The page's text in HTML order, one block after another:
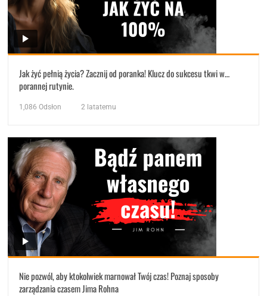
Jak żyć pełnią życia? Zacznij od poranka! Klucz do sukcesu tkwi w…
porannej rutynie.
1,086 Odsłon 2 latatemu
Nie pozwól, aby ktokolwiek marnował Twój czas! Poznaj sposoby
zarządzania czasem Jima Rohna